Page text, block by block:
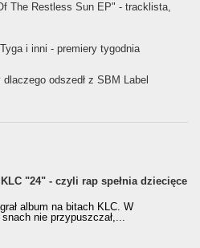
The Restless Sun EP" - tracklista,
i inni - premiery tygodnia
odszedł z SBM Label
"24" - czyli rap spełnia dziecięce
album na bitach KLC. W
nie przypuszczał,...